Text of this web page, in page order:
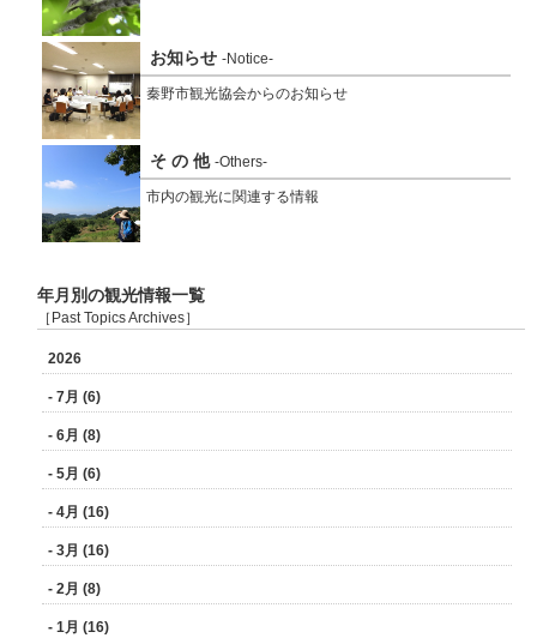
お知らせ -Notice-
秦野市観光協会からのお知らせ
そ の 他 -Others-
市内の観光に関連する情報
年月別の観光情報一覧
［Past Topics Archives］
2026
- 7月 (6)
- 6月 (8)
- 5月 (6)
- 4月 (16)
- 3月 (16)
- 2月 (8)
- 1月 (16)